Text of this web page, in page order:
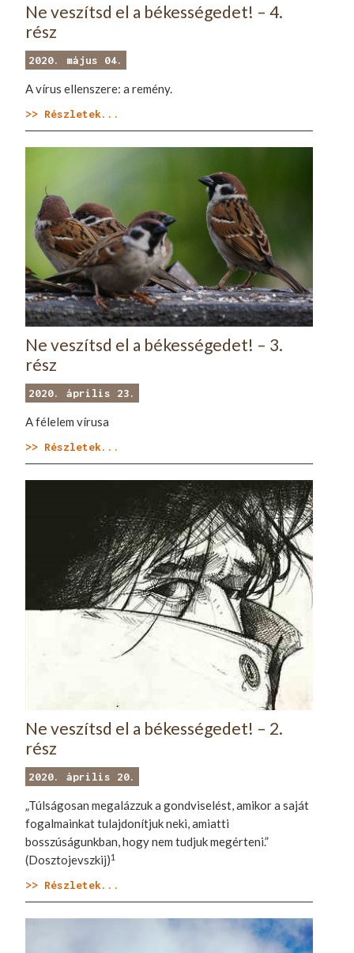
Ne veszítsd el a békességedet! – 4.
rész
2020. május 04.
A vírus ellenszere: a remény.
>> Részletek...
Ne veszítsd el a békességedet! – 3.
rész
2020. április 23.
A félelem vírusa
>> Részletek...
Ne veszítsd el a békességedet! – 2.
rész
2020. április 20.
„Túlságosan megalázzuk a gondviselést, amikor a saját
fogalmainkat tulajdonítjuk neki, amiatti
bosszúságunkban, hogy nem tudjuk megérteni.”
(Dosztojevszkij)1
>> Részletek...